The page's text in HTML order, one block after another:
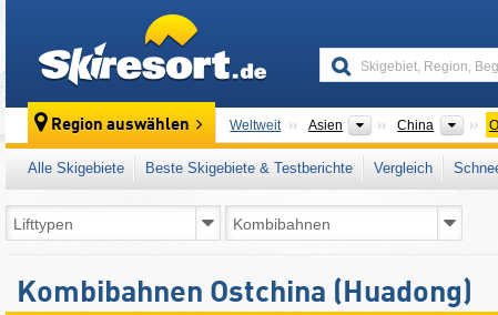
Region auswählen Weltweit Asien Kontinente
China
Alle Skigebiete Beste Skigebiete & Testberichte Vergleich
Kombibahnen Ostchina (Huadong)